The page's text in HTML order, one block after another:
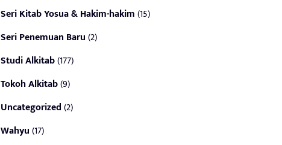
Seri Kitab Yosua & Hakim-hakim(15)
Seri Penemuan Baru(2)
Studi Alkitab(177)
Tokoh Alkitab(9)
Uncategorized(2)
Wahyu(17)